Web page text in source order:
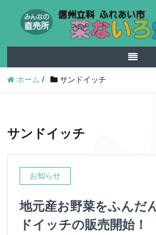
ホーム / サンドイッチ
サンドイッチ
お知らせ
地元産お野菜をふんだ
ドイッチの販売開始！